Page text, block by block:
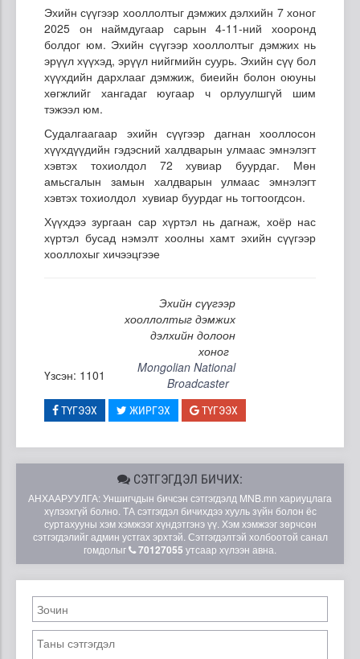
Эхийн сүүгээр хооллолтыг дэмжих дэлхийн 7 хоног
2025 он наймдугаар сарын 4-11-ний хооронд
болдог юм. Эхийн сүүгээр хооллолтыг дэмжих нь
эрүүл хүүхэд, эрүүл нийгмийн суурь. Эхийн сүү бол
хүүхдийн дархлааг дэмжиж, биеийн болон оюуны
хөгжлийг хангадаг юугаар ч орлуулшгүй шим
тэжээл юм.
Судалгаагаар эхийн сүүгээр дагнан хооллосон
хүүхдүүдийн гэдэсний халдварын улмаас эмнэлэгт
хэвтэх тохиолдол 72 хувиар буурдаг. Мөн
амьсгалын замын халдварын улмаас эмнэлэгт
хэвтэх тохиолдол хувиар буурдаг нь тогтоогдсон.
Хүүхдээ зургаан сар хүртэл нь дагнаж, хоёр нас
хүртэл бусад нэмэлт хоолны хамт эхийн сүүгээр
хооллохыг хичээцгээе
Эхийн сүүгээр
хооллолтыг дэмжих
дэлхийн долоон
хоног
Үзсэн: 1101
Mongolian National
Broadcaster
ТҮГЭЭХ ЖИРГЭХ ТҮГЭЭХ
СЭТГЭГДЭЛ БИЧИХ:
АНХААРУУЛГА: Уншигчдын бичсэн сэтгэгдэлд MNB.mn хариуцлага
хүлээхгүй болно. ТА сэтгэгдэл бичихдээ хууль зүйн болон ёс
суртахууны хэм хэмжээг хүндэтгэнэ үү. Хэм хэмжээг зөрчсөн
сэтгэгдэлийг админ устгах эрхтэй. Сэтгэгдэлтэй холбоотой санал
гомдолыг
70127055 утсаар хүлээн авна.